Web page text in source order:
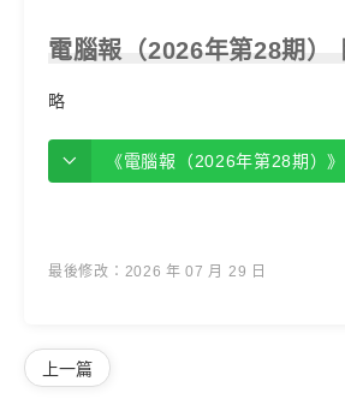
電腦報（2026年第28期）
略
《電腦報（2026年第28期）》下載
最後修改：2026 年 07 月 29 日
上一篇